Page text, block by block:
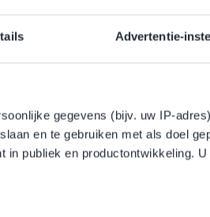
Advertentie-
gegevens (bijv. uw IP-
en te gebruiken met als doel
in publiek en productontwikkeling.
- Moisture